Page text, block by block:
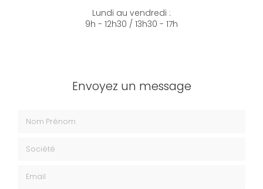
Lundi au vendredi :
9h - 12h30 / 13h30 - 17h
Envoyez un message